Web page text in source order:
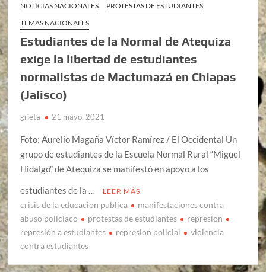
NOTICIAS NACIONALES
PROTESTAS DE ESTUDIANTES
TEMAS NACIONALES
Estudiantes de la Normal de Atequiza
exige la libertad de estudiantes
normalistas de Mactumazá en Chiapas
(Jalisco)
grieta 21 mayo, 2021
Foto: Aurelio Magaña Víctor Ramírez / El Occidental Un
grupo de estudiantes de la Escuela Normal Rural “Miguel
Hidalgo” de Atequiza se manifestó en apoyo a los
estudiantes de la …
LEER MÁS
crisis de la educacion publica
manifestaciones contra
abuso policiaco
protestas de estudiantes
represion
represión a estudiantes
represion policial
violencia
contra estudiantes